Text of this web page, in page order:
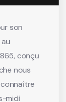
son
conçu
nous
midi